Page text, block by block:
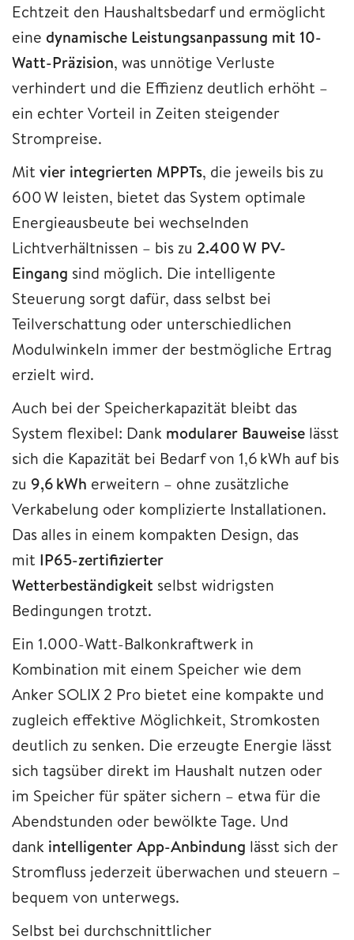
Echtzeit den Haushaltsbedarf und ermöglicht
eine dynamische Leistungsanpassung mit 10-
Watt-Präzision, was unnötige Verluste
verhindert und die Effizienz deutlich erhöht –
ein echter Vorteil in Zeiten steigender
Strompreise.
Mit vier integrierten MPPTs, die jeweils bis zu
600 W leisten, bietet das System optimale
Energieausbeute bei wechselnden
Lichtverhältnissen – bis zu 2.400 W PV-
Eingang sind möglich. Die intelligente
Steuerung sorgt dafür, dass selbst bei
Teilverschattung oder unterschiedlichen
Modulwinkeln immer der bestmögliche Ertrag
erzielt wird.
Auch bei der Speicherkapazität bleibt das
System flexibel: Dank modularer Bauweise lässt
sich die Kapazität bei Bedarf von 1,6 kWh auf bis
zu 9,6 kWh erweitern – ohne zusätzliche
Verkabelung oder komplizierte Installationen.
Das alles in einem kompakten Design, das
mit IP65-zertifizierter
Wetterbeständigkeit selbst widrigsten
Bedingungen trotzt.
Ein 1.000-Watt-Balkonkraftwerk in
Kombination mit einem Speicher wie dem
Anker SOLIX 2 Pro bietet eine kompakte und
zugleich effektive Möglichkeit, Stromkosten
deutlich zu senken. Die erzeugte Energie lässt
sich tagsüber direkt im Haushalt nutzen oder
im Speicher für später sichern – etwa für die
Abendstunden oder bewölkte Tage. Und
dank intelligenter App-Anbindung lässt sich der
Stromfluss jederzeit überwachen und steuern –
bequem von unterwegs.
Selbst bei durchschnittlicher